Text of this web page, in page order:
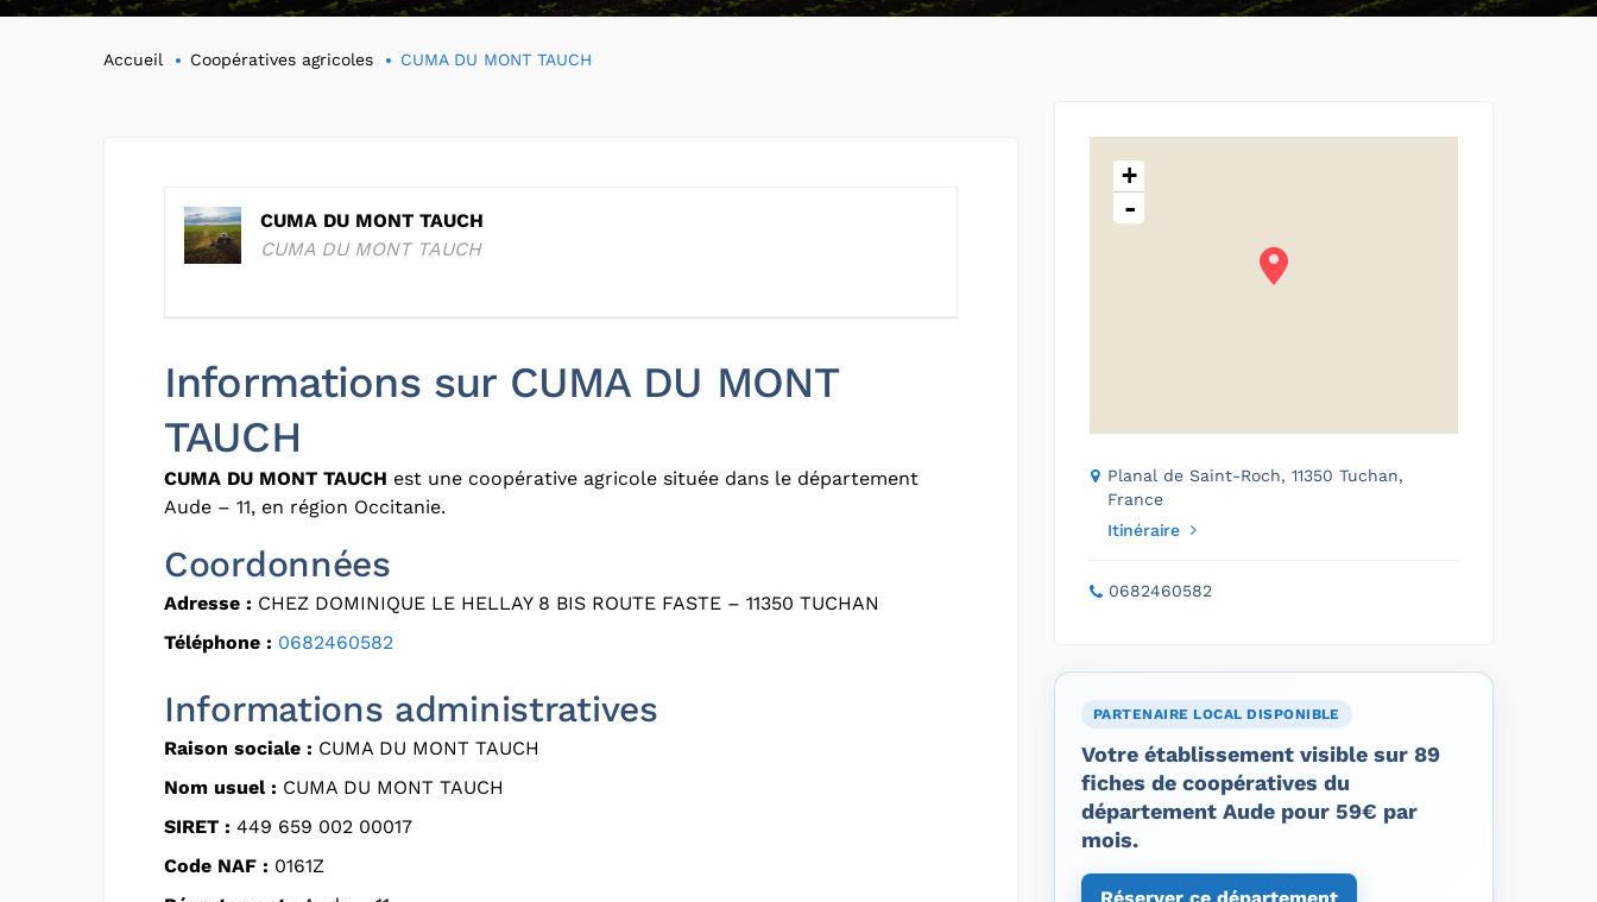
Accueil Coopératives agricoles CUMA DU MONT TAUCH
CUMA DU MONT TAUCH
CUMA DU MONT TAUCH
Informations sur CUMA DU MONT
TAUCH
CUMA DU MONT TAUCH est une coopérative agricole située dans le département
Aude – 11, en région Occitanie.
Coordonnées
Adresse : CHEZ DOMINIQUE LE HELLAY 8 BIS ROUTE FASTE – 11350 TUCHAN
Téléphone : 0682460582
Informations administratives
Raison sociale : CUMA DU MONT TAUCH
Nom usuel : CUMA DU MONT TAUCH
SIRET : 449 659 002 00017
Code NAF : 0161Z
+
-
Planal de Saint-Roch, 11350 Tuchan,
France
Itinéraire
0682460582
PARTENAIRE LOCAL DISPONIBLE
Votre établissement visible sur 89
fiches de coopératives du
département Aude pour 59€ par
mois.
Réserver ce département